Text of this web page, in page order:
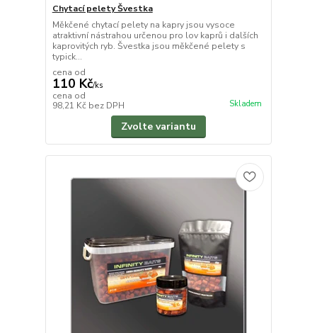
Chytací pelety Švestka
Měkčené chytací pelety na kapry jsou vysoce
atraktivní nástrahou určenou pro lov kaprů i dalších
kaprovitých ryb. Švestka jsou měkčené pelety s
typick...
cena od
110 Kč/ks
cena od
98,21 Kč bez DPH Skladem
Zvolte variantu